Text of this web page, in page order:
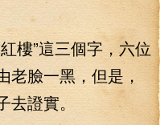
”這三個字，六位
老臉一黑，但是，
去證實。